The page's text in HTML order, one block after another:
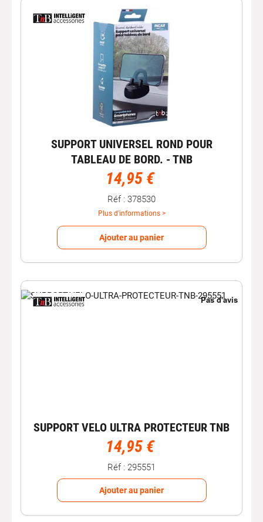
SUPPORT UNIVERSEL ROND POUR
TABLEAU DE BORD. - TNB
14,95 €
Réf : 378530
Plus d'informations >
Ajouter au panier
SUPPORT VELO ULTRA PROTECTEUR TNB
14,95 €
Réf : 295551
Ajouter au panier